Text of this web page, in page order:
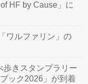
HF by Cause」に
ワルファリン」の
歩きスタンプラリー
ック2026」が到着